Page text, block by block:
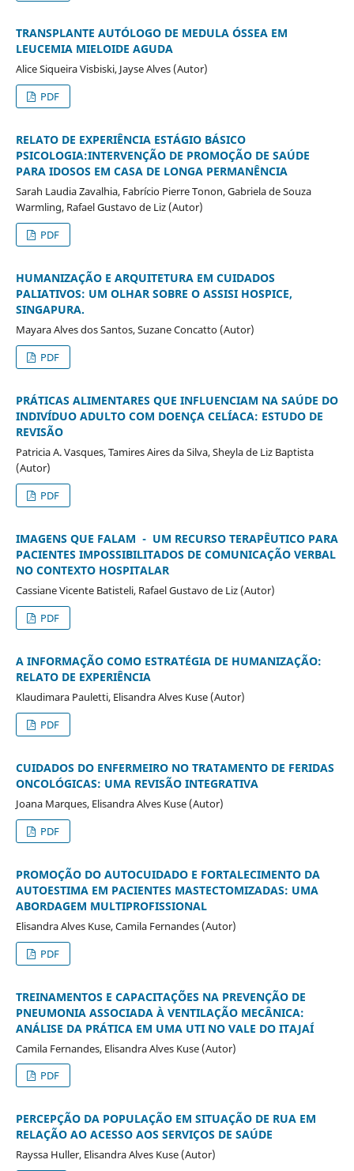
TRANSPLANTE AUTÓLOGO DE MEDULA ÓSSEA EM
LEUCEMIA MIELOIDE AGUDA
Alice Siqueira Visbiski, Jayse Alves (Autor)
PDF
RELATO DE EXPERIÊNCIA ESTÁGIO BÁSICO
PSICOLOGIA:INTERVENÇÃO DE PROMOÇÃO DE SAÚDE
PARA IDOSOS EM CASA DE LONGA PERMANÊNCIA
Sarah Laudia Zavalhia, Fabrício Pierre Tonon, Gabriela de Souza
Warmling, Rafael Gustavo de Liz (Autor)
PDF
HUMANIZAÇÃO E ARQUITETURA EM CUIDADOS
PALIATIVOS: UM OLHAR SOBRE O ASSISI HOSPICE,
SINGAPURA.
Mayara Alves dos Santos, Suzane Concatto (Autor)
PDF
PRÁTICAS ALIMENTARES QUE INFLUENCIAM NA SAÚDE DO
INDIVÍDUO ADULTO COM DOENÇA CELÍACA: ESTUDO DE
REVISÃO
Patricia A. Vasques, Tamires Aires da Silva, Sheyla de Liz Baptista
(Autor)
PDF
IMAGENS QUE FALAM - UM RECURSO TERAPÊUTICO PARA
PACIENTES IMPOSSIBILITADOS DE COMUNICAÇÃO VERBAL
NO CONTEXTO HOSPITALAR
Cassiane Vicente Batisteli, Rafael Gustavo de Liz (Autor)
PDF
A INFORMAÇÃO COMO ESTRATÉGIA DE HUMANIZAÇÃO:
RELATO DE EXPERIÊNCIA
Klaudimara Pauletti, Elisandra Alves Kuse (Autor)
PDF
CUIDADOS DO ENFERMEIRO NO TRATAMENTO DE FERIDAS
ONCOLÓGICAS: UMA REVISÃO INTEGRATIVA
Joana Marques, Elisandra Alves Kuse (Autor)
PDF
PROMOÇÃO DO AUTOCUIDADO E FORTALECIMENTO DA
AUTOESTIMA EM PACIENTES MASTECTOMIZADAS: UMA
ABORDAGEM MULTIPROFISSIONAL
Elisandra Alves Kuse, Camila Fernandes (Autor)
PDF
TREINAMENTOS E CAPACITAÇÕES NA PREVENÇÃO DE
PNEUMONIA ASSOCIADA À VENTILAÇÃO MECÂNICA:
ANÁLISE DA PRÁTICA EM UMA UTI NO VALE DO ITAJAÍ
Camila Fernandes, Elisandra Alves Kuse (Autor)
PDF
PERCEPÇÃO DA POPULAÇÃO EM SITUAÇÃO DE RUA EM
RELAÇÃO AO ACESSO AOS SERVIÇOS DE SAÚDE
Rayssa Huller, Elisandra Alves Kuse (Autor)